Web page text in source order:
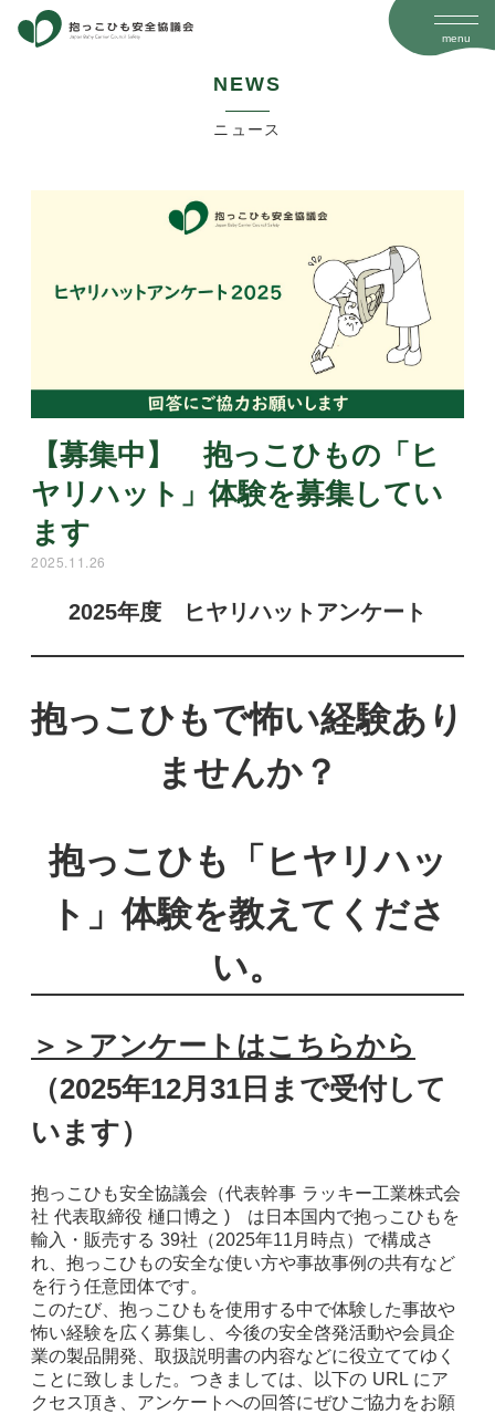
menu
N EWS
ニュース
【募集中】 抱っこひもの「ヒ
ヤリハット」体験を募集してい
ます
2025.11.26
2025年度 ヒヤリハットアンケート
抱っこひもで怖い経験あり
ませんか？
抱っこひも「ヒヤリハッ
ト」体験を教えてくださ
い。
＞＞アンケートはこちらから
（2025年12月31日まで受付して
います）
抱っこひも安全協議会（代表幹事 ラッキー工業株式会
社 代表取締役 樋口博之 ) は日本国内で抱っこひもを
輸入・販売する 39社（2025年11月時点）で構成さ
れ、抱っこひもの安全な使い方や事故事例の共有など
を行う任意団体です。
このたび、抱っこひもを使用する中で体験した事故や
怖い経験を広く募集し、今後の安全啓発活動や会員企
業の製品開発、取扱説明書の内容などに役立ててゆく
ことに致しました。つきましては、以下の URL にア
クセス頂き、アンケートへの回答にぜひご協力をお願